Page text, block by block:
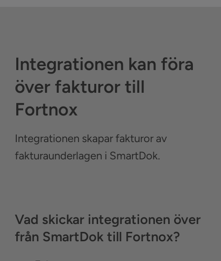
Integrationen kan föra
över fakturor till
Fortnox
Integrationen skapar fakturor av
fakturaunderlagen i SmartDok.
Vad skickar integrationen över
från SmartDok till Fortnox?